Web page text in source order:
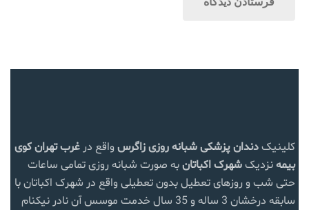
کلینیکدندان پزشکی شبانه روزی زاگرس واقع در غرب تهرانکوی
بیمهنزدیکشهرک اکباتانبه صورت شبانه روزی تمامی ساعات
حتی شب و روزهای تعطیل بدون تعطیلی واقع در شهرک اکباتان با
سابقه درخشان 3 ساله و 35 سال خدمت موسس آن نادر نیکنام